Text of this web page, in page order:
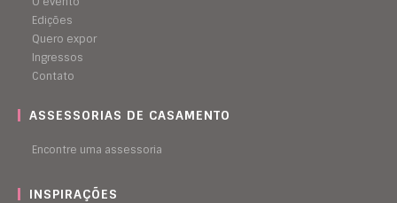
Edições
Quero expor
Ingressos
Contato
ASSESSORIAS DE CASAMENTO
Encontre uma assessoria
INSPIRAÇÕES